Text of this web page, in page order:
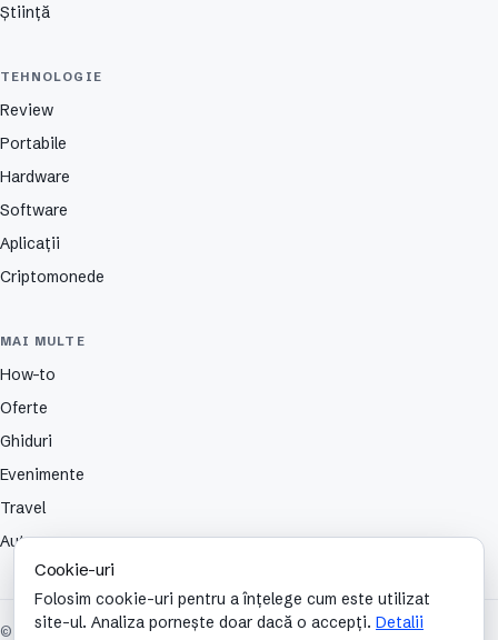
Știință
TEHNOLOGIE
Review
Portabile
Hardware
Software
Aplicații
Criptomonede
MAI MULTE
How-to
Oferte
Ghiduri
Evenimente
Travel
Auto
© 2026 TechCafe. Toate drepturile rezervate.
Cookie-uri
Folosim cookie-uri pentru a înțelege cum este utilizat
site-ul. Analiza pornește doar dacă o accepți. Detalii